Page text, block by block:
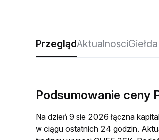
PrzeglądAktualnościGiełda
Podsumowanie ceny
Na dzień 9 sie 2026 łączna
w ciągu ostatnich 24 godzin.